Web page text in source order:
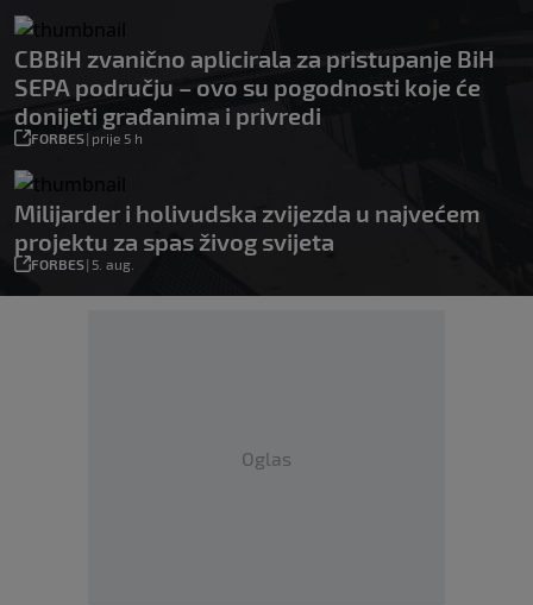
CBBiH zvanično aplicirala za pristupanje BiH
SEPA području – ovo su pogodnosti koje će
donijeti građanima i privredi
FORBES| prije 5 h
Milijarder i holivudska zvijezda u najvećem
projektu za spas živog svijeta
FORBES| 5. aug.
Oglas